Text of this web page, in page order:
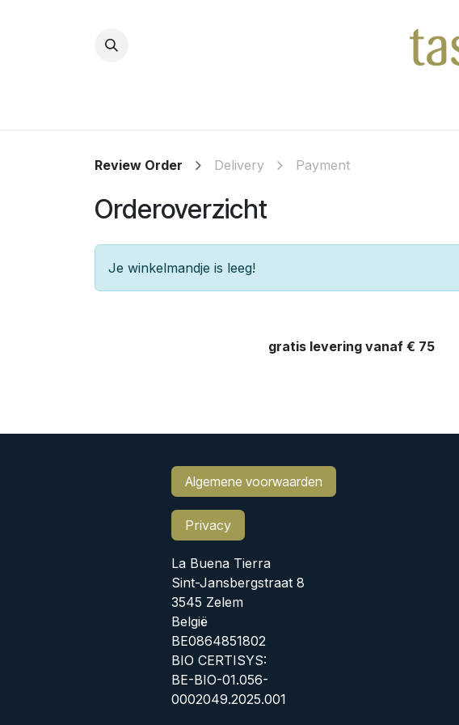
Review Order Delivery Payment
Orderoverzicht
Je winkelmandje is leeg!
gratis levering vanaf € 75
Algemene voorwaarden
Privacy
La Buena Tierra
Sint-Jansbergstraat 8
3545 Zelem
België
BE0864851802
BIO CERTISYS:
BE-BIO-01.056-
0002049.2025.001